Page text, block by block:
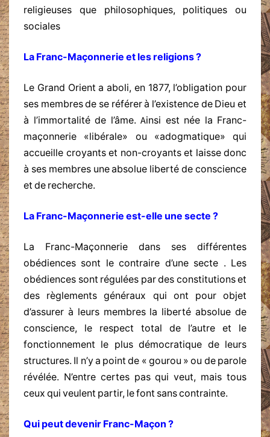
religieuses que philosophiques, politiques ou
sociales
La Franc-Maçonnerie et les religions ?
Le Grand Orient a aboli, en 1877, l’obligation pour
ses membres de se référer à l’existence de Dieu et
à l’immortalité de l’âme. Ainsi est née la Franc-
maçonnerie «libérale» ou «adogmatique» qui
accueille croyants et non-croyants et laisse donc
à ses membres une absolue liberté de conscience
et de recherche.
La Franc-Maçonnerie est-elle une secte ?
La Franc-Maçonnerie dans ses différentes
obédiences sont le contraire d’une secte . Les
obédiences sont régulées par des constitutions et
des règlements généraux qui ont pour objet
d’assurer à leurs membres la liberté absolue de
conscience, le respect total de l’autre et le
fonctionnement le plus démocratique de leurs
structures. Il n’y a point de « gourou » ou de parole
révélée. N’entre certes pas qui veut, mais tous
ceux qui veulent partir, le font sans contrainte.
Qui peut devenir Franc-Maçon ?